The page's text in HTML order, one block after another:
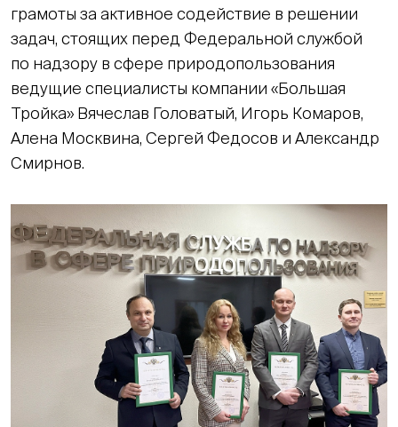
грамоты за активное содействие в решении
задач, стоящих перед Федеральной службой
по надзору в сфере природопользования
ведущие специалисты компании «Большая
Тройка» Вячеслав Головатый, Игорь Комаров,
Алена Москвина, Сергей Федосов и Александр
Смирнов.